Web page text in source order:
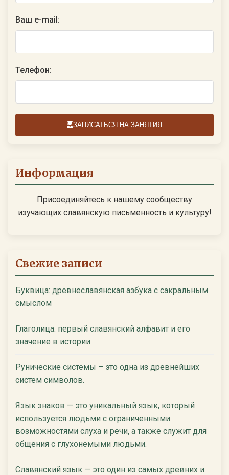
Ваш e-mail:
Телефон:
ЗАПИСАТЬСЯ НА ЗАНЯТИЯ
Информация
Присоединяйтесь к нашему сообществу
изучающих славянскую письменность и культуру!
Свежие записи
Буквица: древнеславянская азбука с сакральным
смыслом
Глаголица: первый славянский алфавит и его
значение в истории
Рунические системы – это одна из древнейших
систем символов.
Язык знаков — это уникальный язык, который
используется людьми с ограниченными
возможностями слуха и речи, а также служит для
общения с глухонемыми людьми.
Славянский язык — это один из самых древних и